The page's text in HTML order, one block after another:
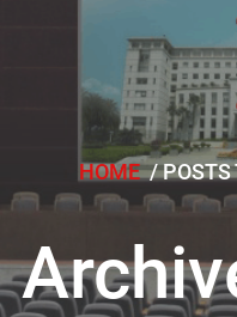
HOME/POSTS